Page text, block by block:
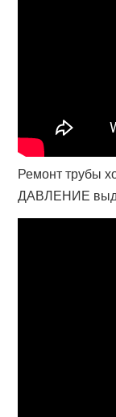
Ремонт трубы
ДАВЛЕНИЕ